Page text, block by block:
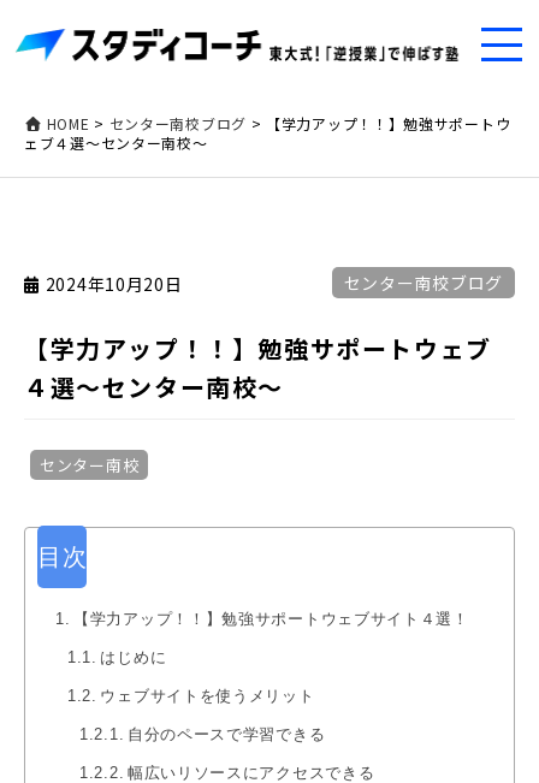
HOME > センター南校ブログ >
【学力アップ！！】勉強サポートウ
ェブ４選～センター南校～
2024年10月20日 センター南校ブログ
【学力アップ！！】勉強サポートウェブ
４選～センター南校～
センター南校
目次
【学力アップ！！】勉強サポートウェブサイト４選！
はじめに
ウェブサイトを使うメリット
自分のペースで学習できる
幅広いリソースにアクセスできる